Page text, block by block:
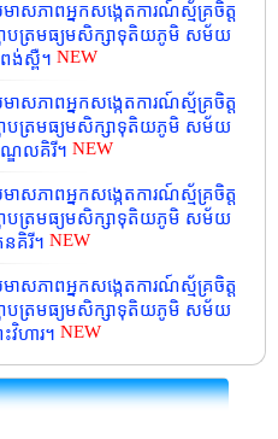
សភាពអ្នកសង្កេតការណ៍ស្ម័គ្រចិត្ត
ាបត្រមធ្យមសិក្សាទុតិយភូមិ សម័យ
ង់ស្ពឺ។ NEW
សភាពអ្នកសង្កេតការណ៍ស្ម័គ្រចិត្ត
ាបត្រមធ្យមសិក្សាទុតិយភូមិ សម័យ
ឌលគិរី។ NEW
សភាពអ្នកសង្កេតការណ៍ស្ម័គ្រចិត្ត
ាបត្រមធ្យមសិក្សាទុតិយភូមិ សម័យ
គិរី។ NEW
សភាពអ្នកសង្កេតការណ៍ស្ម័គ្រចិត្ត
ាបត្រមធ្យមសិក្សាទុតិយភូមិ សម័យ
វិហារ។ NEW